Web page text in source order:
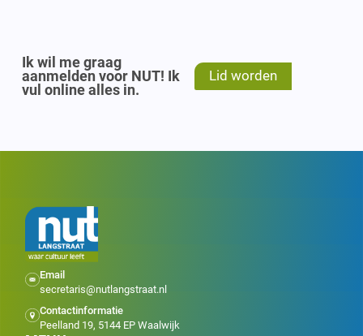
Ik wil me graag
aanmelden voor NUT! Ik
vul online alles in.
Lid worden
Email
secretaris@nutlangstraat.nl
Contactinformatie
Peelland 19, 5144 EP Waalwijk